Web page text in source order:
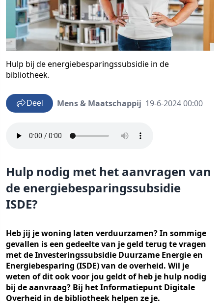
Hulp bij de energiebesparingssubsidie in de
bibliotheek.
Deel Mens & Maatschappij 19-6-2024 00:00
Hulp nodig met het aanvragen van
de energiebesparingssubsidie
ISDE?
Heb jij je woning laten verduurzamen? In sommige
gevallen is een gedeelte van je geld terug te vragen
met de Investeringssubsidie Duurzame Energie en
Energiebesparing (ISDE) van de overheid. Wil je
weten of dit ook voor jou geldt of heb je hulp nodig
bij de aanvraag? Bij het Informatiepunt Digitale
Overheid in de bibliotheek helpen ze je.